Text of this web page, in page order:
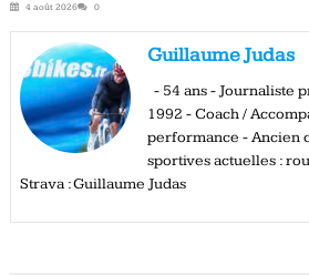
4 août 2026 0
Guillaume Judas
- 54 ans - Journaliste
1992 - Coach /
performance - Ancien
sportives actuelles :
Strava : Guillaume Judas